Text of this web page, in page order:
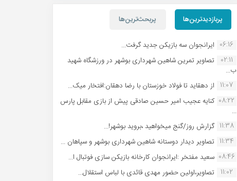
پربازدیدترین‌ها پربحث‌ترین‌ها
06:16 ایرانجوان سه بازیکن جدید گرفت...
02:11
تصاویر تمرین شاهین شهردارى بوشهر در ورزشگاه شهید
ب...
11:07 از دهقاید تا فولاد خوزستان با رضا دهقان:افتخار میک...
08:22 کنایه عجیب امیر حسین صادقی پیش از بازی مقابل پارس
...
11:38 گزارش روز/گنج میخواهید ،بروید بوشهر!...
11:34 تصاویر دیدار دوستانه شاهین شهردارى بوشهر و سپاهان ...
08:46 سعید مفتخر :ایرانجوان کارخانه بازیکن سازی فوتبال ا...
11:02
تصاویر،اولین حضور مهدی قائدی با لباس استقلال...